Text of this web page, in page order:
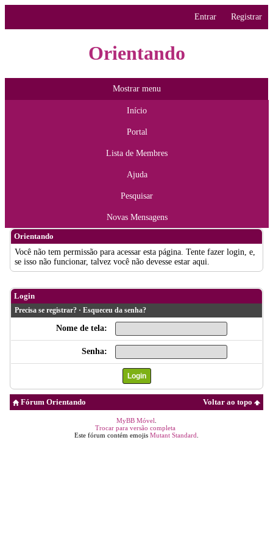
Entrar Registrar
Orientando
Mostrar menu
Início
Portal
Lista de Membres
Ajuda
Pesquisar
Novas Mensagens
Orientando
Você não tem permissão para acessar esta página. Tente fazer login, e,
se isso não funcionar, talvez você não devesse estar aqui.
Login
Precisa se registrar? · Esqueceu da senha?
Nome de tela:
Senha:
Voltar ao topo
Fórum Orientando
MyBB Móvel
Trocar para versão completa
Este fórum contém emojis Mutant Standard